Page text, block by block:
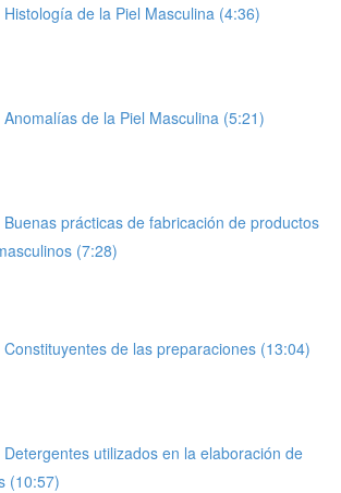
de la Piel Masculina (4:36)
de la Piel Masculina (5:21)
prácticas de fabricación de productos
(7:28)
de las preparaciones (13:04)
utilizados en la elaboración de
(10:57)